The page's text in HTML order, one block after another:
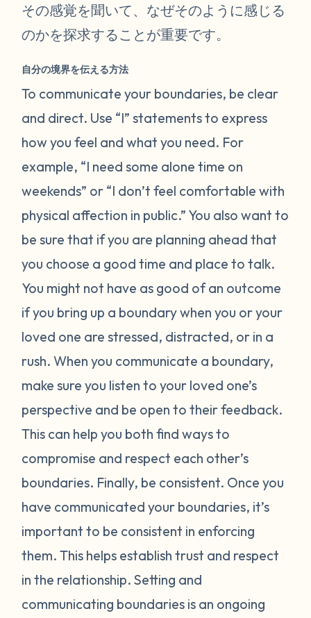
その感覚を聞いて、なぜそのように感じる
のかを探求することが重要です。
自分の境界を伝える方法
To communicate your boundaries, be clear
and direct. Use “I” statements to express
how you feel and what you need. For
example, “I need some alone time on
weekends” or “I don’t feel comfortable with
physical affection in public.” You also want to
be sure that if you are planning ahead that
you choose a good time and place to talk.
You might not have as good of an outcome
if you bring up a boundary when you or your
loved one are stressed, distracted, or in a
rush. When you communicate a boundary,
make sure you listen to your loved one’s
perspective and be open to their feedback.
This can help you both find ways to
compromise and respect each other’s
boundaries. Finally, be consistent. Once you
have communicated your boundaries, it’s
important to be consistent in enforcing
them. This helps establish trust and respect
in the relationship. Setting and
communicating boundaries is an ongoing